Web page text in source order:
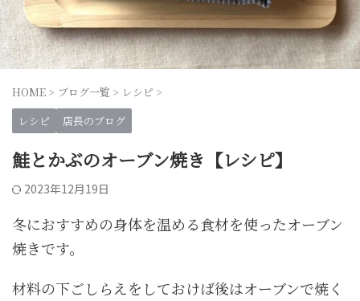
HOME > ブログ一覧 > レシピ >
レシピ
店長のブログ
鮭とかぶのオーブン焼き【レシピ】
2023年12月19日
冬におすすめの身体を温める食材を使ったオーブン
焼きです。
材料の下ごしらえをしておけば後はオーブンで焼く